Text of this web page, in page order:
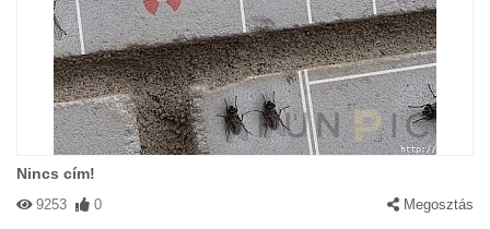
Nincs cím!
9253 0 Megosztás